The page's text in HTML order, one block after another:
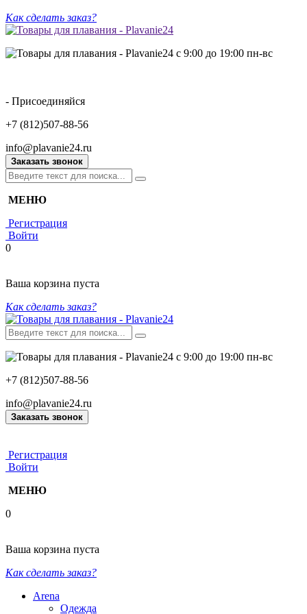
Как сделать заказ?
с 9:00 до 19:00 пн-вс
- Присоединяйся
+7 (812)507-88-56
info@plavanie24.ru
Заказать звонок
МЕНЮ
Регистрация
Войти
0
Ваша корзина пуста
Как сделать заказ?
с 9:00 до 19:00 пн-вс
+7 (812)507-88-56
info@plavanie24.ru
Заказать звонок
Регистрация
Войти
МЕНЮ
0
Ваша корзина пуста
Как сделать заказ?
Arena
Одежда